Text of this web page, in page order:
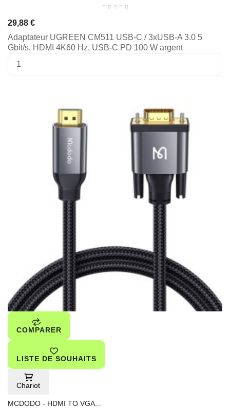
29,88 €
Adaptateur UGREEN CM511 USB-C / 3xUSB-A 3.0 5
Gbit/s, HDMI 4K60 Hz, USB-C PD 100 W argent
COMPARER
LISTE DE SOUHAITS
Chariot
MCDODO - HDMI TO VGA...